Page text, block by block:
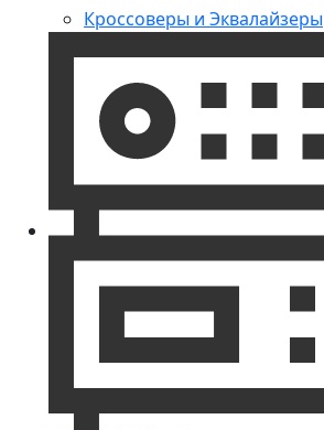
Кроссоверы и Эквалайзеры